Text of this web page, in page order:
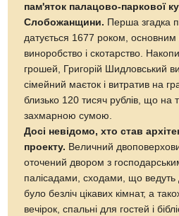
пам'яток палацово-паркової
Слобожанщини. Перша згадка
датується 1677 роком, основним
виноробство і скотарство.
грошей, Григорій Шидловський
сімейний маєток і витратив на
близько 120 тисяч рублів, що на
захмарною сумою.
Досі невідомо, хто став
проекту. Величний
оточений двором з
палісадами, сходами, що ведуть
було безліч цікавих кімнат, а
вечірок, спальні для гостей і